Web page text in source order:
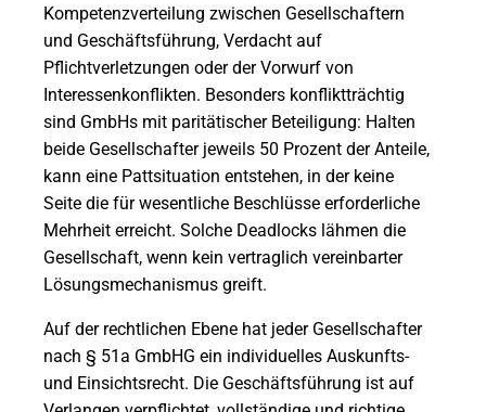
Kompetenzverteilung zwischen Gesellschaftern
und Geschäftsführung, Verdacht auf
Pflichtverletzungen oder der Vorwurf von
Interessenkonflikten. Besonders konfliktträchtig
sind GmbHs mit paritätischer Beteiligung: Halten
beide Gesellschafter jeweils 50 Prozent der Anteile,
kann eine Pattsituation entstehen, in der keine
Seite die für wesentliche Beschlüsse erforderliche
Mehrheit erreicht. Solche Deadlocks lähmen die
Gesellschaft, wenn kein vertraglich vereinbarter
Lösungsmechanismus greift.
Auf der rechtlichen Ebene hat jeder Gesellschafter
nach § 51a GmbHG ein individuelles Auskunfts-
und Einsichtsrecht. Die Geschäftsführung ist auf